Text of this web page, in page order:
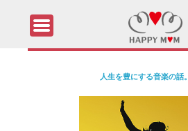
人生を豊にする音楽の話。